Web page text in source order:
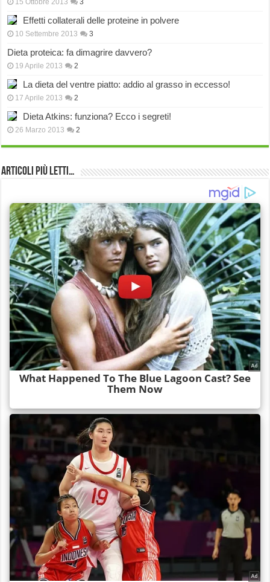
15 Ottobre 2013 3
Effetti collaterali delle proteine in polvere
10 Settembre 2013 3
Dieta proteica: fa dimagrire davvero?
19 Aprile 2013 2
La dieta del ventre piatto: addio al grasso in eccesso!
17 Aprile 2013 2
Dieta Atkins: funziona? Ecco i segreti!
26 Marzo 2013 2
Articoli più Letti…